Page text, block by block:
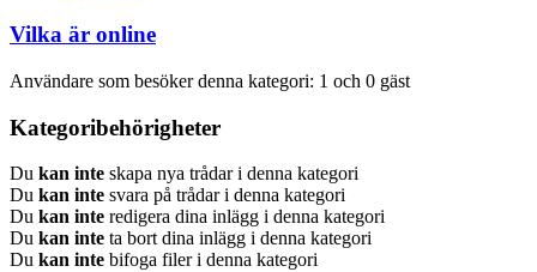
Vilka är online
Användare som besöker denna kategori: 1 och 0 gäst
Kategoribehörigheter
Du kan inte skapa nya trådar i denna kategori
Du kan inte svara på trådar i denna kategori
Du kan inte redigera dina inlägg i denna kategori
Du kan inte ta bort dina inlägg i denna kategori
Du kan inte bifoga filer i denna kategori